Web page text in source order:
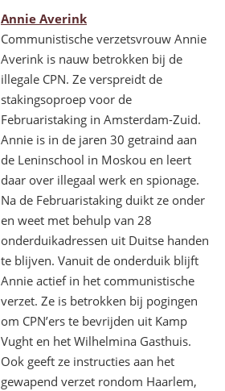
Annie Averink
Communistische verzetsvrouw Annie
Averink is nauw betrokken bij de
illegale CPN. Ze verspreidt de
stakingsoproep voor de
Februaristaking in Amsterdam-Zuid.
Annie is in de jaren 30 getraind aan
de Leninschool in Moskou en leert
daar over illegaal werk en spionage.
Na de Februaristaking duikt ze onder
en weet met behulp van 28
onderduikadressen uit Duitse handen
te blijven. Vanuit de onderduik blijft
Annie actief in het communistische
verzet. Ze is betrokken bij pogingen
om CPN’ers te bevrijden uit Kamp
Vught en het Wilhelmina Gasthuis.
Ook geeft ze instructies aan het
gewapend verzet rondom Haarlem,